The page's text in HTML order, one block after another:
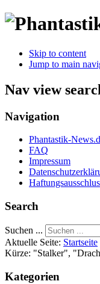
Skip to content
Jump to main
Nav view
Navigation
Phantastik-
FAQ
Impressum
Search
Suchen ...
Aktuelle Seite: Startseite
Kürze: "Stalker",
Kategorien